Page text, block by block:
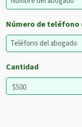
Número de teléfono
Cantidad